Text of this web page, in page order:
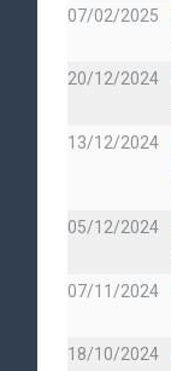
07/02/2025
20/12/2024
13/12/2024
05/12/2024
07/11/2024
18/10/2024